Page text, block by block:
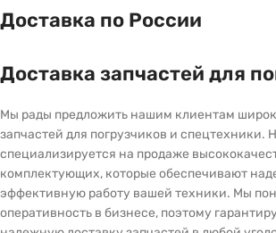
Доставка по России
Доставка запчастей для
Мы рады предложить нашим клиентам
запчастей для погрузчиков и спецтехники.
специализируется на продаже
комплектующих, которые обеспечивают
эффективную работу вашей техники. Мы
оперативность в бизнесе, поэтому